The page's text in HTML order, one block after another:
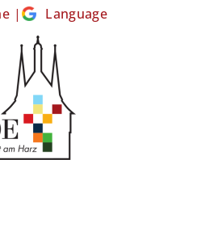
| Language